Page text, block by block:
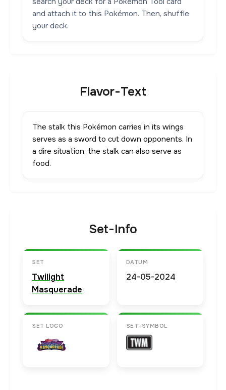
and attach it to this Pokémon. Then, shuffle
your deck.
Flavor-Text
The stalk this Pokémon carries in its wings
serves as a sword to cut down opponents. In
a dire situation, the stalk can also serve as
food.
Set-Info
SET
Twilight
Masquerade
DATUM
24-05-2024
SET LOGO SET-SYMBOL